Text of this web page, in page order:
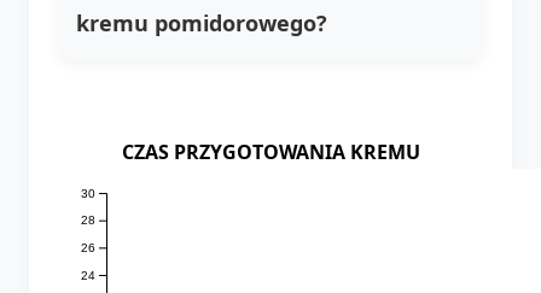
kremu pomidorowego?
CZAS PRZYGOTOWANIA KREMU
24
26
28
30